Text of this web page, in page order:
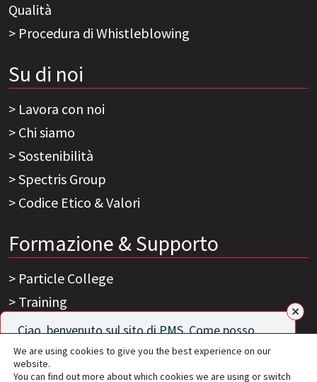
Qualità
Procedura di Whistleblowing
Su di noi
Lavora con noi
Chi siamo
Sostenibilità
Spectris Group
Codice Etico & Valori
Formazione & Supporto
Particle College
Training
Sitemap
We are using cookies to give you the best experience on our
website.
You can find out more about which cookies we are using or switch
Ciao, benvenuto sul sito di PMS. Come posso
aiutarti?